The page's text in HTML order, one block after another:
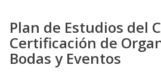
Plan de Estudios del
Certificación de
Bodas y Eventos